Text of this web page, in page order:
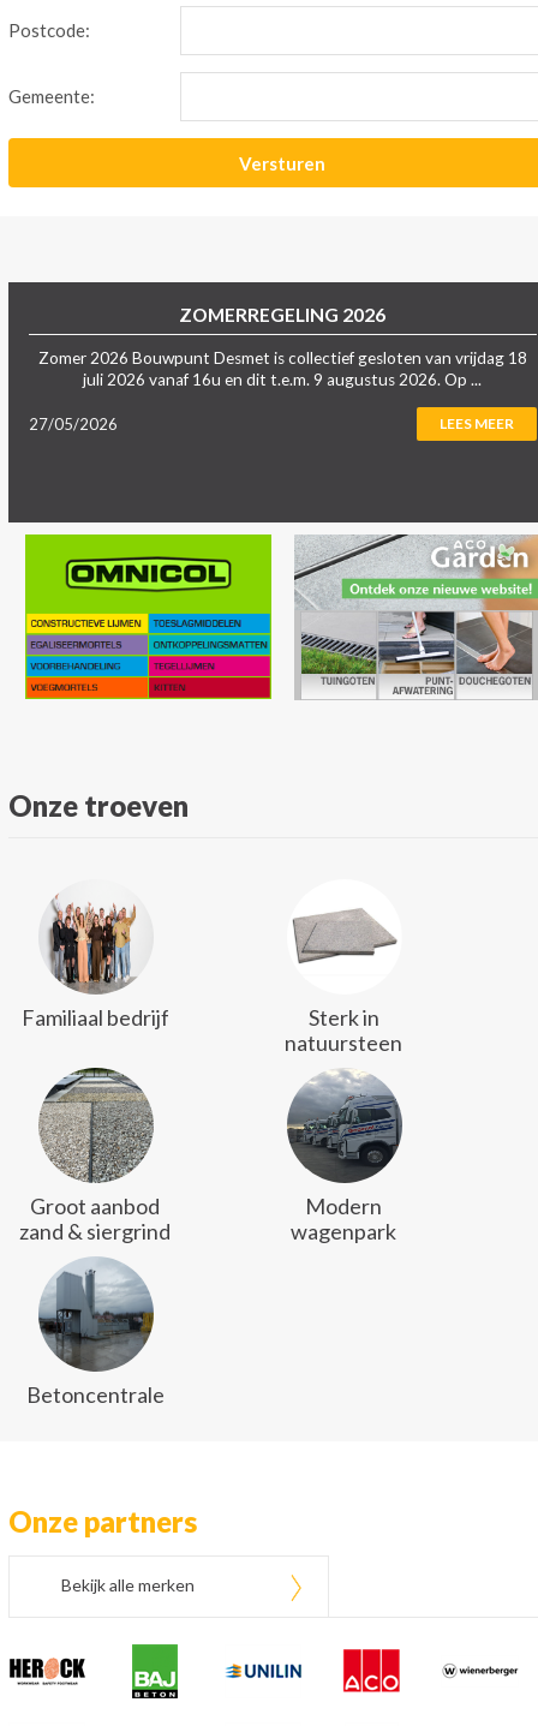
Postcode:
Gemeente:
ZOMERREGELING 2026
Zomer 2026 Bouwpunt Desmet is collectief gesloten van vrijdag 18
juli 2026 vanaf 16u en dit t.e.m. 9 augustus 2026. Op ...
27/05/2026 LEES MEER
Onze troeven
Familiaal bedrijf
Sterk in
natuursteen
Groot aanbod
zand & siergrind
Modern
wagenpark
Betoncentrale
Onze partners
Bekijk alle merken